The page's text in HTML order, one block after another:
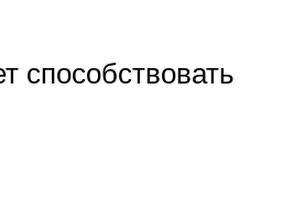
способствовать